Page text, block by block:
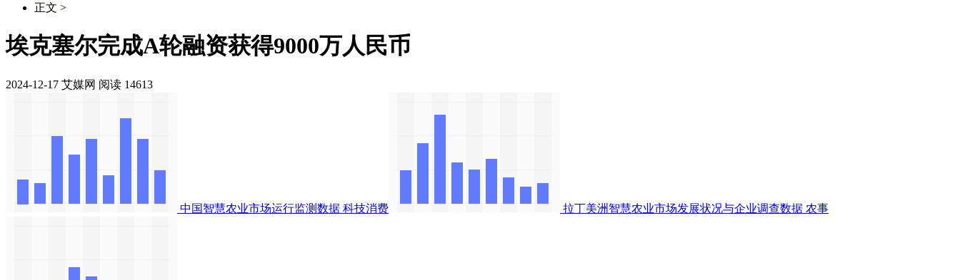
正文 >
埃克塞尔完成A轮融资获得9000万人民币
2024-12-17 艾媒网 阅读 14613
中国智慧农业市场运行监测数据 科技消费 拉丁美洲智慧农业市场发展状况与企业调查数据 农事